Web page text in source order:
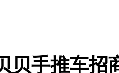
贝手推车招